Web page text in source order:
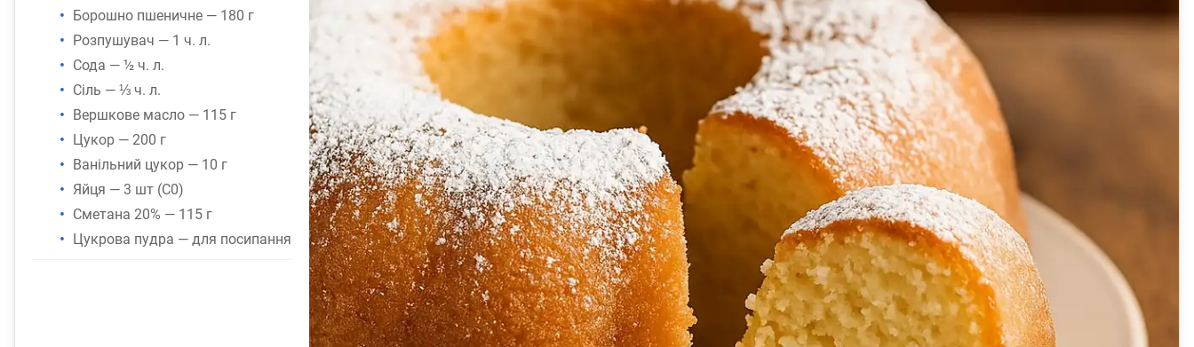
Борошно пшеничне — 180 г
Розпушувач — 1 ч. л.
Сода — ½ ч. л.
Сіль — ⅓ ч. л.
Вершкове масло — 115 г
Цукор — 200 г
Ванільний цукор — 10 г
Яйця — 3 шт (С0)
Сметана 20% — 115 г
Цукрова пудра — для посипання